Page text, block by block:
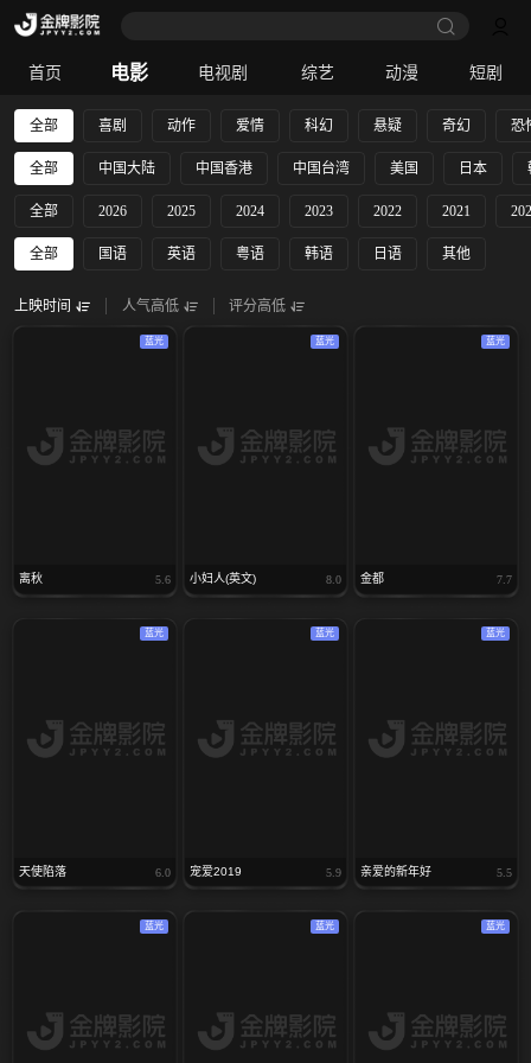
首页 电影 电视剧 综艺 动漫 短剧
全部 喜剧 动作 爱情 科幻 悬疑 奇幻 恐
全部 中国大陆 中国香港 中国台湾 美国 日本
全部 2026 2025 2024 2023 2022 2021
全部 国语 英语 粤语 韩语 日语 其他
上映时间 人气高低 评分高低
蓝光
离秋 5.6
蓝光
小妇人(英文) 8.0
蓝光
金都 7.7
蓝光
天使陷落 6.0
蓝光
宠爱2019 5.9
蓝光
亲爱的新年好 5.5
蓝光 蓝光 蓝光